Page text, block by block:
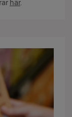
här.